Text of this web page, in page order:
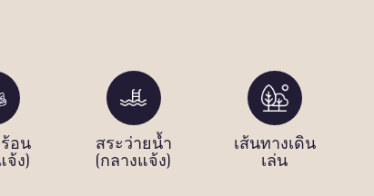
อน
จ้ง)
สระว่ายน้ำ
(กลางแจ้ง)
เส้นทางเดิน
เล่น